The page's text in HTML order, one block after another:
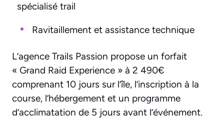
spécialisé trail
Ravitaillement et assistance technique
L’agence Trails Passion propose un forfait
« Grand Raid Experience » à 2 490€
comprenant 10 jours sur l’île, l’inscription à la
course, l’hébergement et un programme
d’acclimatation de 5 jours avant l’événement.